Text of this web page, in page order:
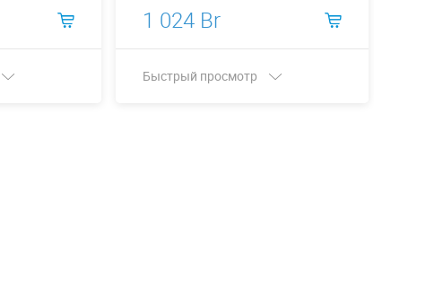
1 024 Br
Быстрый просмотр